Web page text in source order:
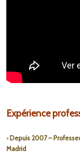
Expérience
•Depuis 2007 –
Madrid